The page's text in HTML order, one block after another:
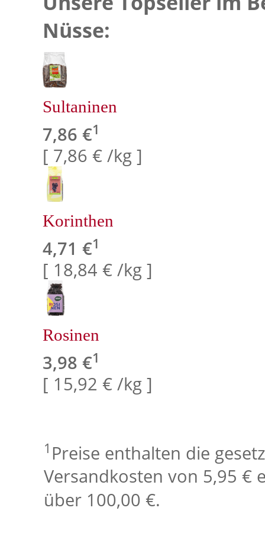
Nüsse:
Sultaninen
7,86 €1
[ 7,86 € /kg ]
Korinthen
4,71 €1
[ 18,84 € /kg ]
Rosinen
3,98 €1
[ 15,92 € /kg ]
1 Preise enthalten die
Versandkosten von 5,95 €
über 100,00 €.